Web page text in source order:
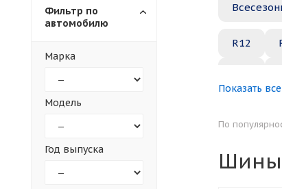
R12
30 35
Показать все
По
Шины
Фильтр по
автомобилю
Марка
Модель
Год выпуска